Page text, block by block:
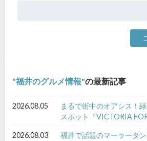
福井のグルメ情報 の最新記事
2026.08.05
まるで街中のオアシス！
スポット『VICTORIA
2026.08.03
福井で話題のマーラータ